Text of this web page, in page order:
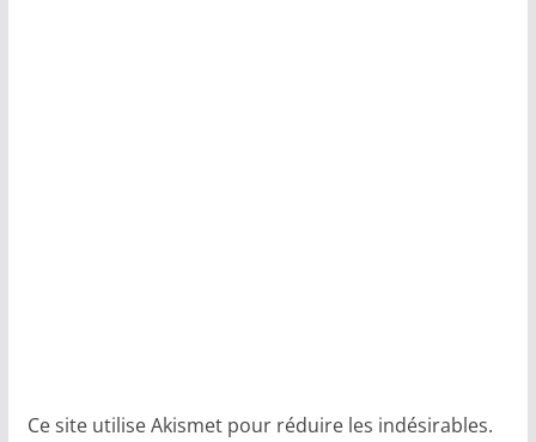
Ce site utilise Akismet pour réduire les indésirables.